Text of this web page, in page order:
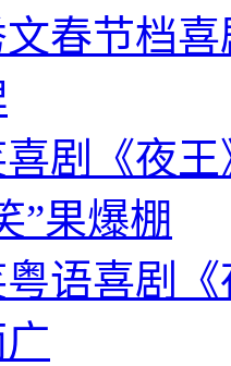
春节档
剧《夜
”果爆棚
语喜剧